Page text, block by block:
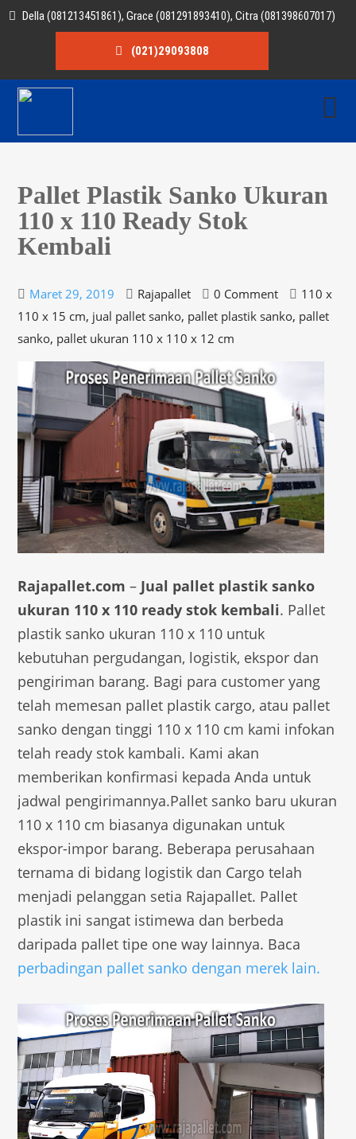
Della (081213451861), Grace (081291893410), Citra (081398607017)
(021)29093808
Pallet Plastik Sanko Ukuran
110 x 110 Ready Stok
Kembali
Maret 29, 2019 Rajapallet 0 Comment
110 x
110 x 15 cm, jual pallet sanko, pallet plastik sanko, pallet
sanko, pallet ukuran 110 x 110 x 12 cm
Rajapallet.com– Jual pallet plastik sanko
ukuran 110 x 110 ready stok kembali. Pallet
plastik sanko ukuran 110 x 110 untuk
kebutuhan pergudangan, logistik, ekspor dan
pengiriman barang. Bagi para customer yang
telah memesan pallet plastik cargo, atau pallet
sanko dengan tinggi 110 x 110 cm kami infokan
telah ready stok kambali. Kami akan
memberikan konfirmasi kepada Anda untuk
jadwal pengirimannya.Pallet sanko baru ukuran
110 x 110 cm biasanya digunakan untuk
ekspor-impor barang. Beberapa perusahaan
ternama di bidang logistik dan Cargo telah
menjadi pelanggan setia Rajapallet. Pallet
plastik ini sangat istimewa dan berbeda
daripada pallet tipe one way lainnya. Baca
perbadingan pallet sanko dengan merek lain.